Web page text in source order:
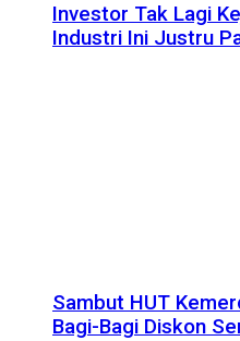
Investor Tak Lagi
Industri Ini Justru
Sambut HUT
Bagi-Bagi Diskon